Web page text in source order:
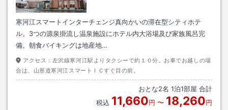
寒河江スマートインターチェンジ真向かいの滞在型シティホテ
ル。3つの源泉掛流し温泉施設にホテル内大浴場及び家族風呂完
備。朝食バイキングは地産地…
アクセス： 左沢線寒河江駅よりタクシーで約１０分。お車でお越しの場
合は、山形道寒河江スマートＩＣすぐ目の前。
おとな2名 1泊1部屋 合計
税込 11,660円 〜 18,260円